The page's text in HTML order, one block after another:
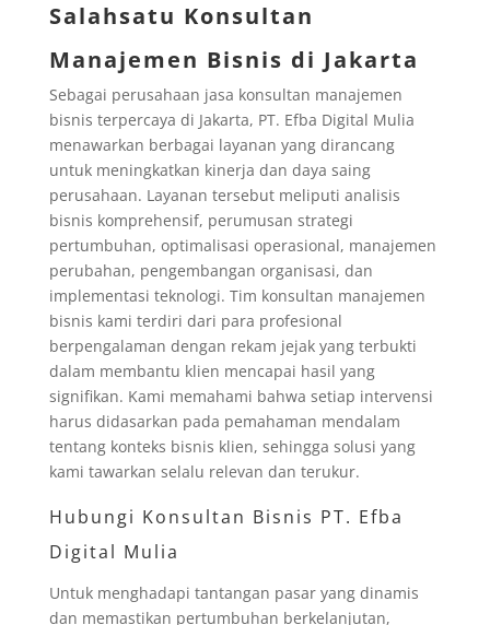
Salahsatu Konsultan
Manajemen Bisnis di Jakarta
Sebagai perusahaan jasa konsultan manajemen
bisnis terpercaya di Jakarta, PT. Efba Digital Mulia
menawarkan berbagai layanan yang dirancang
untuk meningkatkan kinerja dan daya saing
perusahaan. Layanan tersebut meliputi analisis
bisnis komprehensif, perumusan strategi
pertumbuhan, optimalisasi operasional, manajemen
perubahan, pengembangan organisasi, dan
implementasi teknologi. Tim konsultan manajemen
bisnis kami terdiri dari para profesional
berpengalaman dengan rekam jejak yang terbukti
dalam membantu klien mencapai hasil yang
signifikan. Kami memahami bahwa setiap intervensi
harus didasarkan pada pemahaman mendalam
tentang konteks bisnis klien, sehingga solusi yang
kami tawarkan selalu relevan dan terukur.
Hubungi Konsultan Bisnis PT. Efba
Digital Mulia
Untuk menghadapi tantangan pasar yang dinamis
dan memastikan pertumbuhan berkelanjutan,